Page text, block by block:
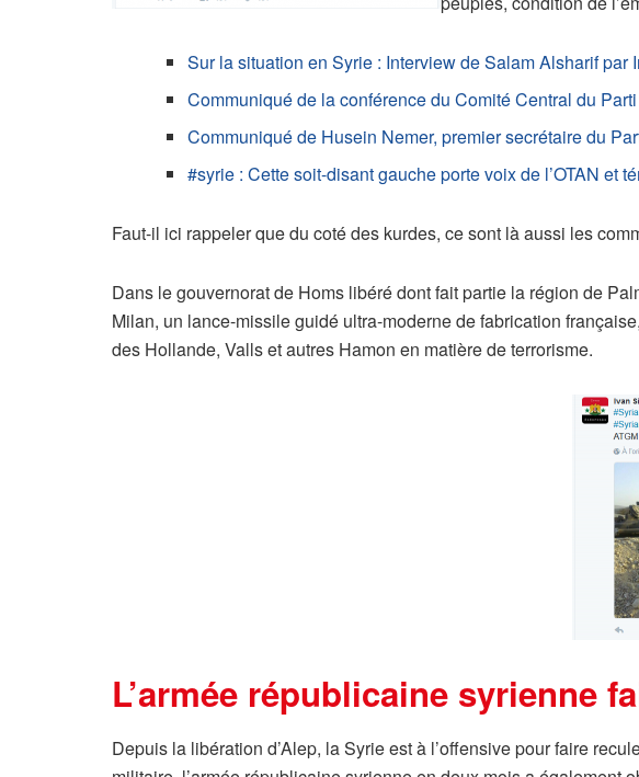
Sur la situation en Syrie : Interview de Salam Alsharif par
Communiqué de la conférence du Comité Central du
Communiqué de Husein Nemer, premier secrétaire du
#syrie : Cette soit-disant gauche porte voix de l’OTAN et
Faut-il ici rappeler que du coté des kurdes, ce sont là aussi les
Dans le gouvernorat de Homs libéré dont fait partie la région de
Milan, un lance-missile guidé ultra-moderne de fabrication
des Hollande, Valls et autres Hamon en matière de terrorisme.
L’armée républicaine syrienne
Depuis la libération d’Alep, la Syrie est à l’offensive pour faire